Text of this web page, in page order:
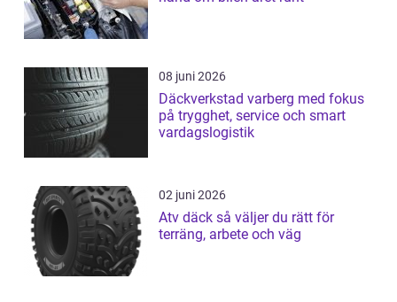
08 juni 2026
Däckverkstad varberg med fokus
på trygghet, service och smart
vardagslogistik
02 juni 2026
Atv däck så väljer du rätt för
terräng, arbete och väg